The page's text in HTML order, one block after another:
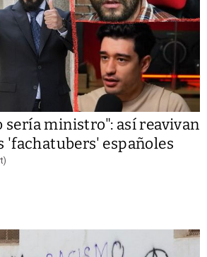
sería ministro": así reavivan
'fachatubers' españoles